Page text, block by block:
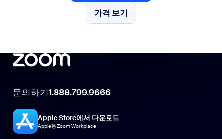
가격 보기
가격 보기
문의하기1.888.799.9666
Apple Store에서 다운로드
Apple용 Zoom Workplace